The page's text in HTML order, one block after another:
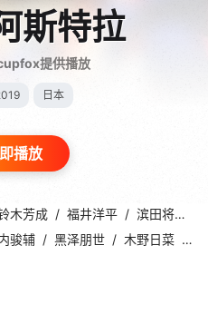
斯特拉
提供播放
日本
播放
木芳成 / 福井洋平 / 滨田将太
骏辅 / 黑泽朋世 / 木野日菜 /